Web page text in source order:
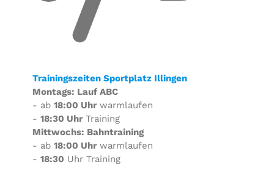
Trainingszeiten Sportplatz Illingen
Montags: Lauf ABC
- ab 18:00 Uhrwarmlaufen
- 18:30 UhrTraining
Mittwochs: Bahntraining
- ab 18:00 Uhrwarmlaufen
- 18:30 Uhr Training